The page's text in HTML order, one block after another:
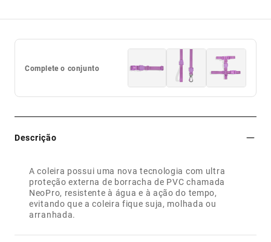
Complete o conjunto
Descrição
A coleira possui uma nova tecnologia com ultra
proteção externa de borracha de PVC chamada
NeoPro, resistente à água e à ação do tempo,
evitando que a coleira fique suja, molhada ou
arranhada.